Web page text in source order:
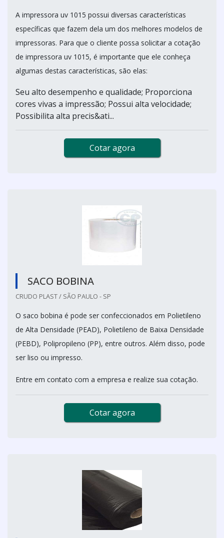
A impressora uv 1015 possui diversas características
específicas que fazem dela um dos melhores modelos de
impressoras. Para que o cliente possa solicitar a cotação
de impressora uv 1015, é importante que ele conheça
algumas destas características, são elas:
Seu alto desempenho e qualidade; Proporciona
cores vivas a impressão; Possui alta velocidade;
Possibilita alta precis&ati...
Cotar agora
SACO BOBINA
CRUDO PLAST / SÃO PAULO - SP
O saco bobina é pode ser confeccionados em Polietileno
de Alta Densidade (PEAD), Polietileno de Baixa Densidade
(PEBD), Polipropileno (PP), entre outros. Além disso, pode
ser liso ou impresso.
Entre em contato com a empresa e realize sua cotação.
Cotar agora